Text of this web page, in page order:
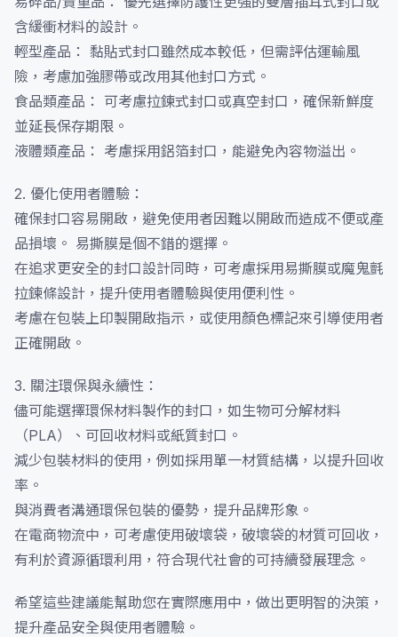
含緩衝材料的設計。
輕型產品： 黏貼式封口雖然成本較低，但需評估運輸風
險，考慮加強膠帶或改用其他封口方式。
食品類產品： 可考慮拉鍊式封口或真空封口，確保新鮮度
並延長保存期限。
液體類產品： 考慮採用鋁箔封口，能避免內容物溢出。
2. 優化使用者體驗：
確保封口容易開啟，避免使用者因難以開啟而造成不便或產
品損壞。 易撕膜是個不錯的選擇。
在追求更安全的封口設計同時，可考慮採用易撕膜或魔鬼氈
拉鍊條設計，提升使用者體驗與使用便利性。
考慮在包裝上印製開啟指示，或使用顏色標記來引導使用者
正確開啟。
3. 關注環保與永續性：
儘可能選擇環保材料製作的封口，如生物可分解材料
（PLA）、可回收材料或紙質封口。
減少包裝材料的使用，例如採用單一材質結構，以提升回收
率。
與消費者溝通環保包裝的優勢，提升品牌形象。
在電商物流中，可考慮使用破壞袋，破壞袋的材質可回收，
有利於資源循環利用，符合現代社會的可持續發展理念。
希望這些建議能幫助您在實際應用中，做出更明智的決策，
提升產品安全與使用者體驗。